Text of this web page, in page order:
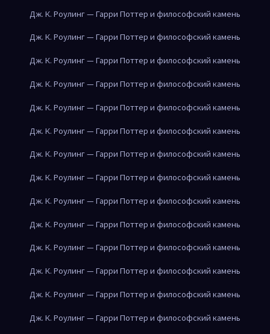
Дж. К. Роулинг — Гарри Поттер и философский камень
Дж. К. Роулинг — Гарри Поттер и философский камень
Дж. К. Роулинг — Гарри Поттер и философский камень
Дж. К. Роулинг — Гарри Поттер и философский камень
Дж. К. Роулинг — Гарри Поттер и философский камень
Дж. К. Роулинг — Гарри Поттер и философский камень
Дж. К. Роулинг — Гарри Поттер и философский камень
Дж. К. Роулинг — Гарри Поттер и философский камень
Дж. К. Роулинг — Гарри Поттер и философский камень
Дж. К. Роулинг — Гарри Поттер и философский камень
Дж. К. Роулинг — Гарри Поттер и философский камень
Дж. К. Роулинг — Гарри Поттер и философский камень
Дж. К. Роулинг — Гарри Поттер и философский камень
Дж. К. Роулинг — Гарри Поттер и философский камень